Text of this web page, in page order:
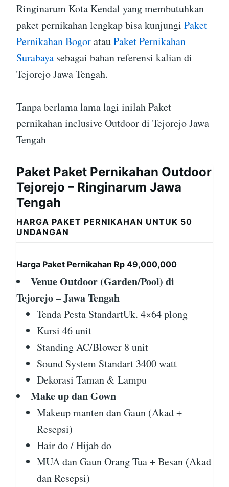
Ringinarum Kota Kendal yang membutuhkan
paket pernikahan lengkap bisa kunjungi Paket
Pernikahan BogoratauPaket Pernikahan
Surabaya sebagai bahan referensi kalian di
Tejorejo Jawa Tengah.
Tanpa berlama lama lagi inilah Paket
pernikahan inclusive Outdoor di Tejorejo Jawa
Tengah
Paket Paket Pernikahan Outdoor
Tejorejo – Ringinarum Jawa
Tengah
HARGA PAKET PERNIKAHAN UNTUK 50
UNDANGAN
Harga Paket Pernikahan Rp 49,000,000
Venue Outdoor (Garden/Pool) di
Tejorejo – Jawa Tengah
Tenda Pesta StandartUk. 4×64 plong
Kursi 46 unit
Standing AC/Blower 8 unit
Sound System Standart 3400 watt
Dekorasi Taman & Lampu
Make up dan Gown
Makeup manten dan Gaun (Akad +
Resepsi)
Hair do / Hijab do
MUA dan Gaun Orang Tua + Besan (Akad
dan Resepsi)